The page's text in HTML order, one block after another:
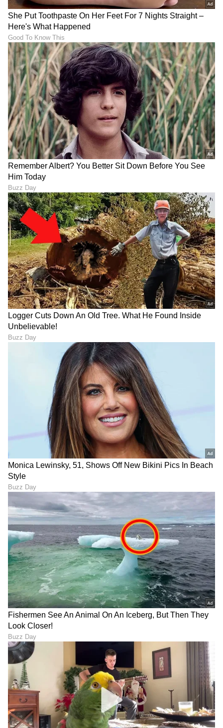
DOWNLOAD APP
RECOMMENDED STORIES
ಕಡಲತೀರಕ್ಕೆ ಬಂದು ಬಿದ್ದ
ಕುತೂಹಲಕಾರಿ ಬೃಹತ್
ಗೋಳಗಳು, ವಿಷಕಾರಿ
ರಾಸಾಯನಿಕಗಳ ಎಚ್ಚರಿಕೆ
ಹೊಸೂರಿನಲ್ಲಿ ಬೃಹತ್ 1.6 ಲಕ್ಷ
'ಏರೋಸ್ಪೇಸ್-ಡಿಫೆನ್ಸ್' ಘಟಕ
ನಿರ್ಮಾಣಕ್ಕೆ ಬೆಂಗಳೂರಿನ ಹಿಕಲ್
ಟೆಕ್ನಾಲಜೀಸ್ ಚಾಲನೆ!
ನೋಡೋದು ಬೇಕಿಲ್ಲ, ಈ ವಾಸನೆ
ಬಂದರೆ ನಿಮ್ಮ ಮನೆಯಲ್ಲಿ ಹಾವು
ಗರ್ಭದಲ್ಲಿ 120 ದಿನ, ಹುಟ್ಟಿದಾಗ
ಬಲಹೀನ,ಕಣ್ಣೂ ಕಾಣಿಸಲ್ಲ...
ಆದರೂ ಸಿಂಹದ ಮರಿಗಳು
ಶಕ್ತಿಶಾಲಿಗಳಾಗುವುದು ಹೇಗೆ?
LATEST VIDEOS
"ರಾಜಕೀಯ ಬೇಡ, ಸಿನಿಮಾನೇ ಪ್ರಾಣ":
ಕನಕೋತ್ಸವದಲ್ಲಿ ರಿಷಬ್ ಶೆಟ್ಟಿ | Rishab
Shetty speech | Suvarna News
ಶೇ.50 ರಿಂದ ಶೇ.18 ಕ್ಕೆ TAX ಇಳಿಕೆ: ಮೋದಿ-
ಟ್ರಂಪ್ ಐತಿಹಾಸಿಕ ಒಪ್ಪಂದ | India US
Trade Deal | Party Rounds